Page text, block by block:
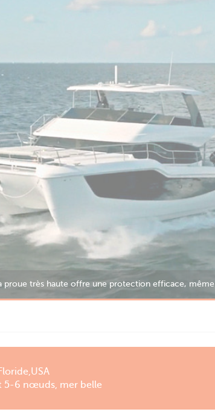
nette du style Aquila : la ligne de pont du 50
5-6 nœuds, mer belle